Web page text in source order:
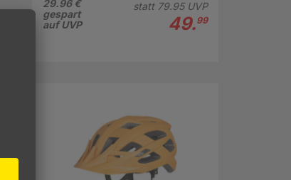
29.96 €
gespart
auf UVP
statt 79.95UVP
49.99